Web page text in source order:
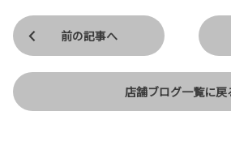
前の記事へ
店舗ブログ一覧に戻